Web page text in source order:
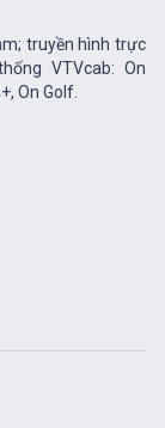
truyền hình trực
VTVcab: On
On Golf.